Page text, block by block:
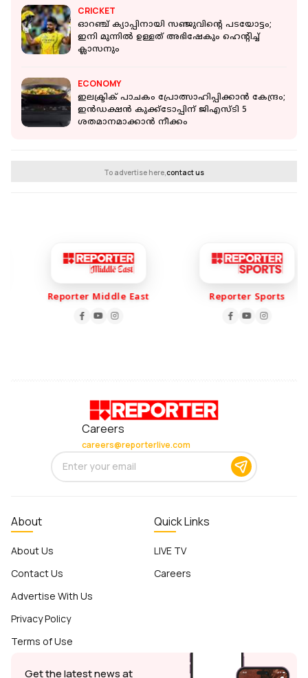
CRICKET
ഓറഞ്ച് ക്യാപ്പിനായി സഞ്ജുവിന്റെ പടയോട്ടം;
ഇനി മുന്നിൽ ഉള്ളത് അഭിഷേകും ഹെന്‍റിച്ച്
ക്ലാസനും
ECONOMY
ഇലക്ട്രിക് പാചകം പ്രോത്സാഹിപ്പിക്കാന്‍ കേന്ദ്രം;
ഇന്‍ഡക്ഷന്‍ കുക്ക്ടോപ്പിന് ജിഎസ്ടി 5
ശതമാനമാക്കാന്‍ നീക്കം
To advertise here,contact us
Reporter Middle East Reporter Sports
Careers
careers@reporterlive.com
About
About Us
Contact Us
Advertise With Us
Privacy Policy
Terms of Use
Quick Links
LIVE TV
Careers
Get the latest news at